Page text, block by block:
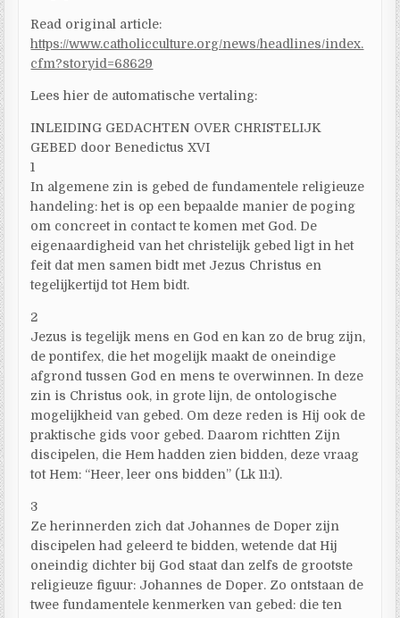
Read original article:
https://www.catholicculture.org/news/headlines/index.
cfm?storyid=68629
Lees hier de automatische vertaling:
INLEIDING GEDACHTEN OVER CHRISTELIJK
GEBED door Benedictus XVI
1
In algemene zin is gebed de fundamentele religieuze
handeling: het is op een bepaalde manier de poging
om concreet in contact te komen met God. De
eigenaardigheid van het christelijk gebed ligt in het
feit dat men samen bidt met Jezus Christus en
tegelijkertijd tot Hem bidt.
2
Jezus is tegelijk mens en God en kan zo de brug zijn,
de pontifex, die het mogelijk maakt de oneindige
afgrond tussen God en mens te overwinnen. In deze
zin is Christus ook, in grote lijn, de ontologische
mogelijkheid van gebed. Om deze reden is Hij ook de
praktische gids voor gebed. Daarom richtten Zijn
discipelen, die Hem hadden zien bidden, deze vraag
tot Hem: “Heer, leer ons bidden” (Lk 11:1).
3
Ze herinnerden zich dat Johannes de Doper zijn
discipelen had geleerd te bidden, wetende dat Hij
oneindig dichter bij God staat dan zelfs de grootste
religieuze figuur: Johannes de Doper. Zo ontstaan de
twee fundamentele kenmerken van gebed: die ten